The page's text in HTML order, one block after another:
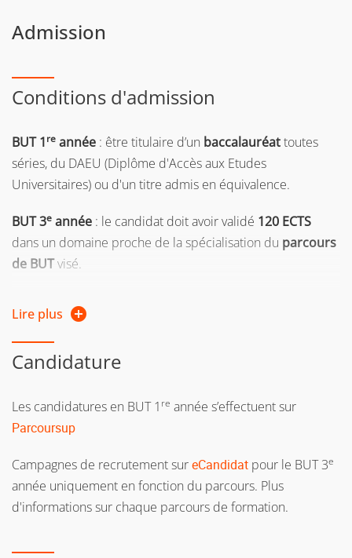
Admission
Conditions d'admission
BUT 1re année : être titulaire d’un baccalauréattoutes
séries, du DAEU (Diplôme d'Accès aux Etudes
Universitaires) ou d'un titre admis en équivalence.
BUT 3e année : le candidat doit avoir validé 120 ECTS
dans un domaine proche de la spécialisation du parcours
de BUTvisé.
d’accès.
Lire plus
Candidature
Les candidatures en BUT 1 re année s’effectuent sur
Parcoursup
Campagnes de recrutement sureCandidat pour le BUT 3e
année uniquement en fonction du parcours. Plus
d'informations sur chaque parcours de formation.